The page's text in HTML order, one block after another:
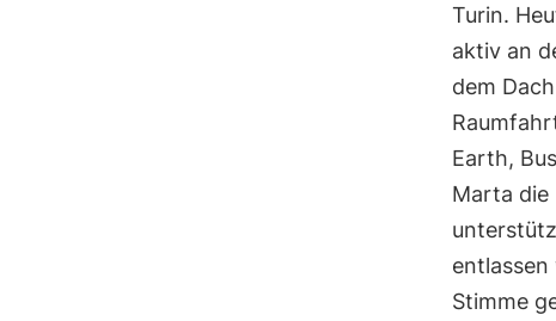
Turin.
aktiv an
dem
Earth,
Marta die
entlassen
Stimme